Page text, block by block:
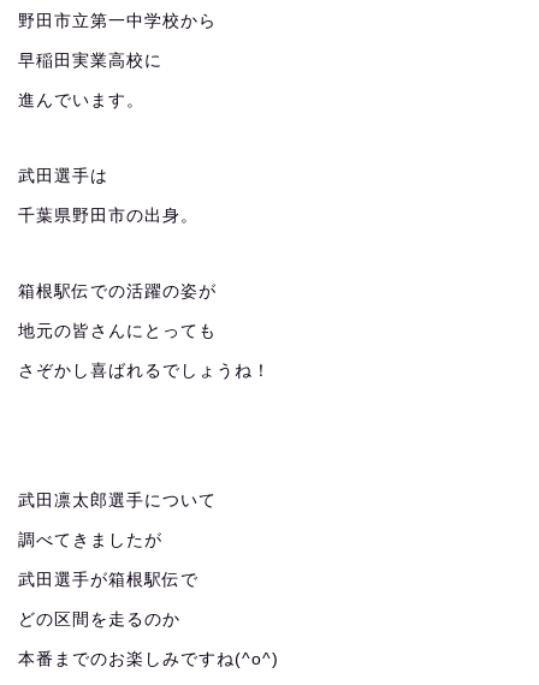
野田市立第一中学校から
早稲田実業高校に
進んでいます。
武田選手は
千葉県野田市の出身。
箱根駅伝での活躍の姿が
地元の皆さんにとっても
さぞかし喜ばれるでしょうね！
武田凛太郎選手について
調べてきましたが
武田選手が箱根駅伝で
どの区間を走るのか
本番までのお楽しみですね(^o^)